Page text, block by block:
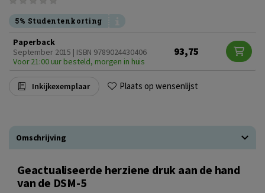
5% Studentenkorting
Paperback
September 2015 | ISBN 9789024430406
Voor 21:00 uur besteld, morgen in huis
93,75
Inkijkexemplaar Plaats op wensenlijst
Omschrijving
Geactualiseerde herziene druk aan de hand
van de DSM-5